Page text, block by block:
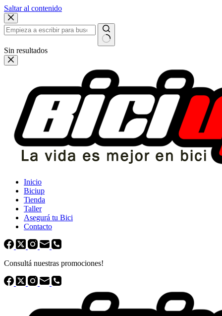
Saltar al contenido
Sin resultados
Inicio
Biciup
Tienda
Taller
Asegurá tu Bici
Contacto
Consultá nuestras promociones!